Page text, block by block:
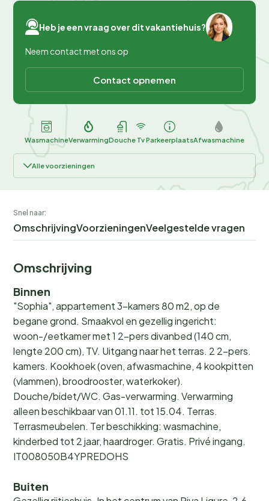
Heb je een vraag over dit vakantiehuis?
Neem contact met ons op
Contact opnemen
WasmachineVerwarmingDouche TvParkeerplaatsAfwasmachine
Alle voorzieningen
Snel naar:
OmschrijvingVoorzieningenVeelgestelde vragen
Omschrijving
Binnen
"Sophia", appartement 3-kamers 80 m2, op de
begane grond. Smaakvol en gezellig ingericht:
woon-/eetkamer met 1 2-pers divanbed (140 cm,
lengte 200 cm), TV. Uitgang naar het terras. 2 2-pers.
kamers. Kookhoek (oven, afwasmachine, 4 kookpitten
(vlammen), broodrooster, waterkoker).
Douche/bidet/WC. Gas-verwarming. Verwarming
alleen beschikbaar van 01.11. tot 15.04. Terras.
Terrasmeubelen. Ter beschikking: wasmachine,
kinderbed tot 2 jaar, haardroger. Gratis. Privé ingang.
IT008050B4YPREDOHS
Buiten